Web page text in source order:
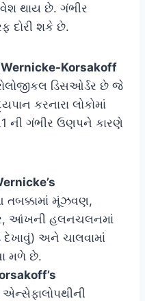
થાય છે. ગંભીર
દોરી શકે છે.
(Wernicke-Korsakoff
ડિસઓર્ડર છે જે
કરનારા લોકોમાં
ની ગંભીર ઉણપને કારણે
મૂંઝવણ,
આંખની હલનચલનમાં
અને ચાલવામાં
મળે છે.
એન્સેફાલોપથીની